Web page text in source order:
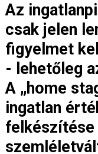
Az
csak jelen
figyelmet
- lehetőleg
A „home
ingatlan
felkészítése